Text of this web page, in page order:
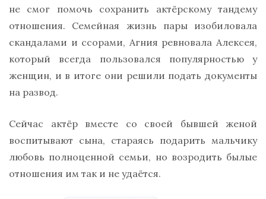
не смог помочь сохранить актёрскому тандему
отношения. Семейная жизнь пары изобиловала
скандалами и ссорами, Агния ревновала Алексея,
который всегда пользовался популярностью у
женщин, и в итоге они решили подать документы
на развод.
Сейчас актёр вместе со своей бывшей женой
воспитывают сына, стараясь подарить мальчику
любовь полноценной семьи, но возродить былые
отношения им так и не удаётся.